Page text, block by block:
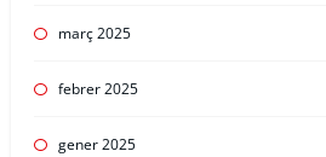
març 2025
febrer 2025
gener 2025